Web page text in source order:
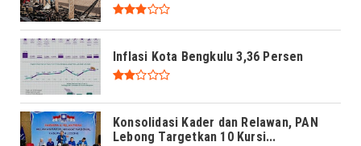
Inflasi Kota Bengkulu 3,36 Persen
Konsolidasi Kader dan Relawan, PAN
Lebong Targetkan 10 Kursi...